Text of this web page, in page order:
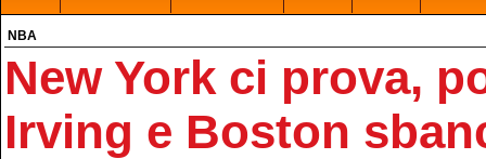
NBA
New York ci prova,
Irving e Boston